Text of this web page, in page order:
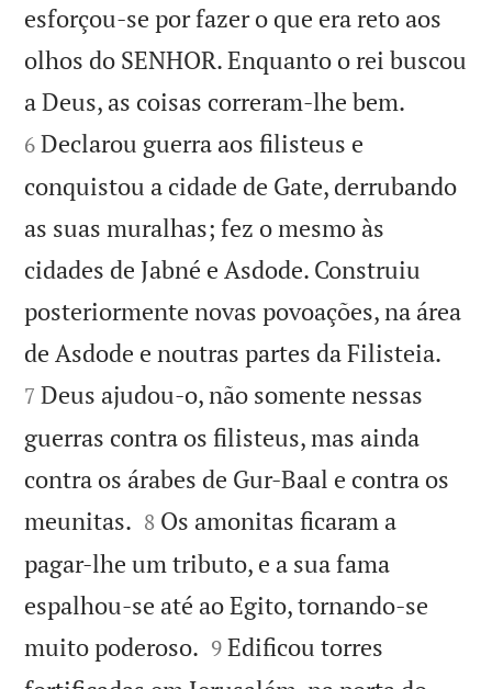
esforçou-se por fazer o que era reto aos
olhos do SENHOR. Enquanto o rei buscou
a Deus, as coisas correram-lhe bem.
6 Declarou guerra aos filisteus e
conquistou a cidade de Gate, derrubando
as suas muralhas; fez o mesmo às
cidades de Jabné e Asdode. Construiu
posteriormente novas povoações, na área
de Asdode e noutras partes da Filisteia.
7 Deus ajudou-o, não somente nessas
guerras contra os filisteus, mas ainda
contra os árabes de Gur-Baal e contra os
meunitas. 

8 Os amonitas ficaram a
pagar-lhe um tributo, e a sua fama
espalhou-se até ao Egito, tornando-se
muito poderoso. 

9 Edificou torres